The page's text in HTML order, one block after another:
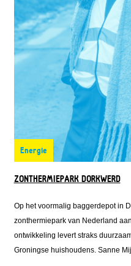
Energie
ZONTHERMIEPARK DORKWERD
Op het voormalig baggerdepot in
zonthermiepark van Nederland
ontwikkeling levert straks
Groningse huishoudens. Sanne